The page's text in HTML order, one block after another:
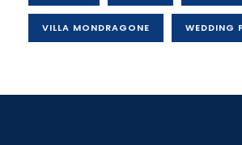
VILLA MONDRAGONE WEDDING